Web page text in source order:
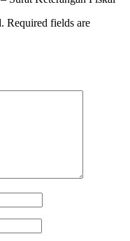
Required fields are